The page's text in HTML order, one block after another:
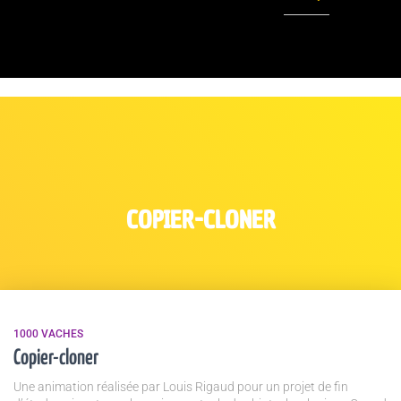
COPIER-CLONER
1000 VACHES
Copier-cloner
Une animation réalisée par Louis Rigaud pour un projet de fin